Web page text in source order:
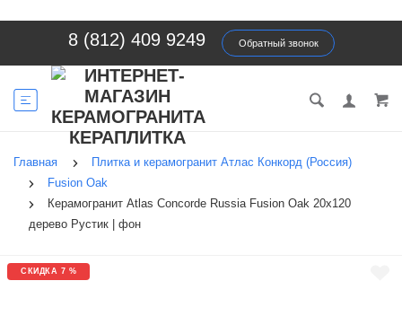
8 (812) 409 9249 Обратный звонок
Главная
Плитка и керамогранит Атлас Конкорд (Россия)
Fusion Oak
Керамогранит Atlas Concorde Russia Fusion Oak 20x120
дерево Рустик | фон
СКИДКА 7 %